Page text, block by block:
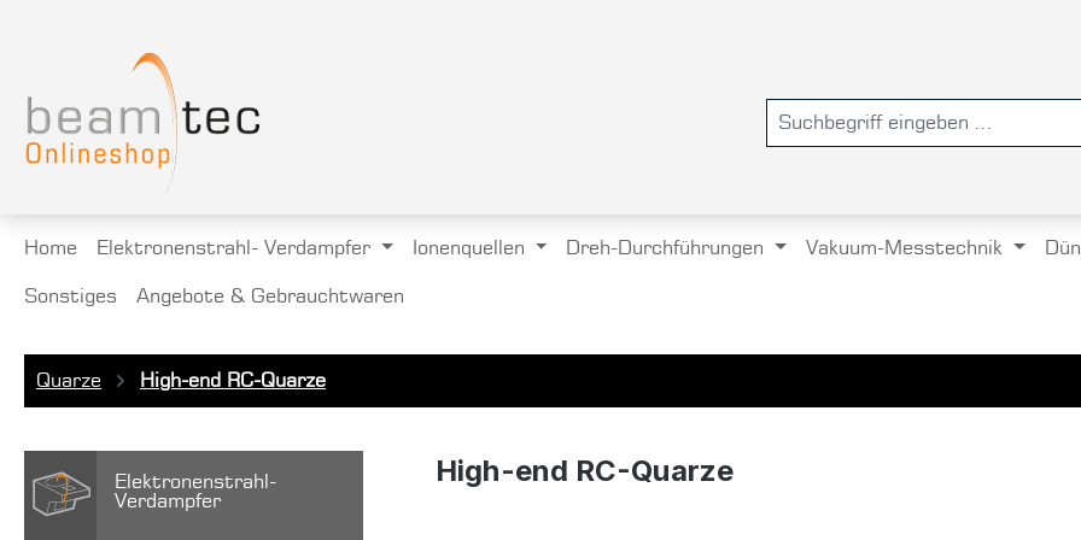
Home Elektronenstrahl- Verdampfer Ionenquellen Dreh-Durchführungen Vakuum-Messtechnik
Sonstiges Angebote & Gebrauchtwaren
Quarze High-end RC-Quarze
Elektronenstrahl-
Verdampfer
High-end RC-Quarze